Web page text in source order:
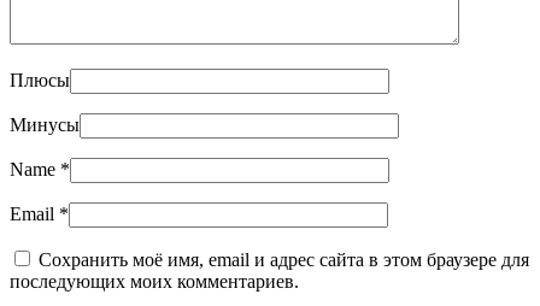
Плюсы
Минусы
Name *
Email *
Сохранить моё имя, email и адрес сайта в этом браузере для
последующих моих комментариев.